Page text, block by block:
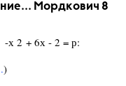
Мордкович 8
-х 2 + 6х - 2 = р:
)